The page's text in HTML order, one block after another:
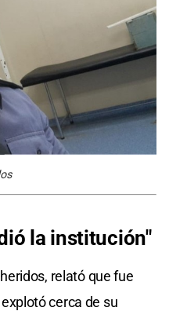
la institución"
relató que fue
cerca de su